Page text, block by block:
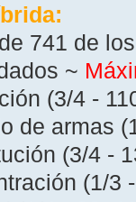
741 de
~
(3/4 -
de armas
(3/4 -
(1/3